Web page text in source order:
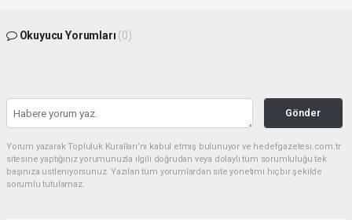
Okuyucu Yorumları (0)
Gönder
Yorum yazarak Topluluk Kuralları’nı kabul etmiş bulunuyor ve hedefgazetesi.com.tr
sitesine yaptığınız yorumunuzla ilgili doğrudan veya dolaylı tüm sorumluluğu tek
başınıza üstleniyorsunuz. Yazılan tüm yorumlardan site yönetimi hiçbir şekilde
sorumlu tutulamaz.